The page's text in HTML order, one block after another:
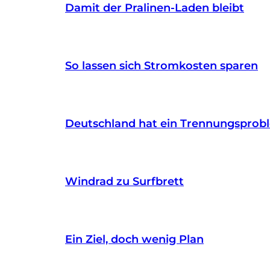
Damit der Pralinen-Laden bleibt
So lassen sich Stromkosten sparen
Deutschland hat ein
Windrad zu Surfbrett
Ein Ziel, doch wenig Plan